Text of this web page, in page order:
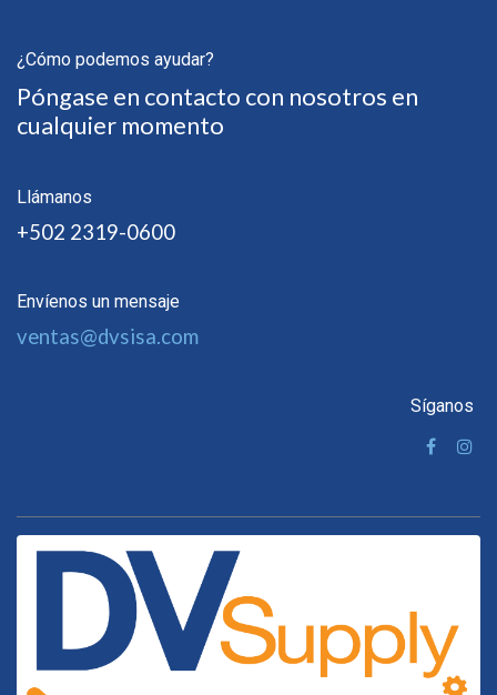
¿Cómo podemos ayudar?
Póngase en contacto con nosotros en
cualquier momento
Llámanos
+502 2319-0600
Envíenos un mensaje
ventas@dvsisa.com
Síganos